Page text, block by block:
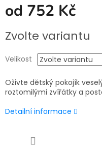
od 752 Kč
cena:
Zvolte variantu
Velikost
Oživte dětský pokojík
roztomilými zvířátky a
Detailní informace